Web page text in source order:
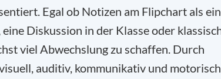
Egal ob Notizen am Flipchart als
Diskussion in der Klasse oder
viel Abwechslung zu schaffen. Durch
auditiv, kommunikativ und